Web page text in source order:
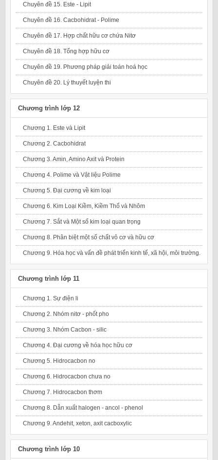
Chuyên đề 15. Este - Lipit
Chuyên đề 16. Cacbohidrat - Polime
Chuyên đề 17. Hợp chất hữu cơ chứa Nitơ
Chuyên đề 18. Tổng hợp hữu cơ
Chuyên đề 19. Phương pháp giải toán hoá học
Chuyên đề 20. Lý thuyết luyện thi
Chương trình lớp 12
Chương 1. Este và Lipit
Chương 2. Cacbohidrat
Chương 3. Amin, Amino Axit và Protein
Chương 4. Polime và Vật liệu Polime
Chương 5. Đại cương về kim loại
Chương 6. Kim Loại Kiềm, Kiềm Thổ và Nhôm
Chương 7. Sắt và Một số kim loại quan trọng
Chương 8. Phân biệt một số chất vô cơ và hữu cơ
Chương 9. Hóa học và vấn đề phát triển kinh tế, xã hội, môi trường.
Chương trình lớp 11
Chương 1. Sự điện li
Chương 2. Nhóm nitơ - phốt pho
Chương 3. Nhóm Cacbon - silic
Chương 4. Đại cương về hóa học hữu cơ
Chương 5. Hidrocacbon no
Chương 6. Hidrocacbon chưa no
Chương 7. Hidrocacbon thơm
Chương 8. Dẫn xuất halogen - ancol - phenol
Chương 9. Andehit, xeton, axit cacboxylic
Chương trình lớp 10